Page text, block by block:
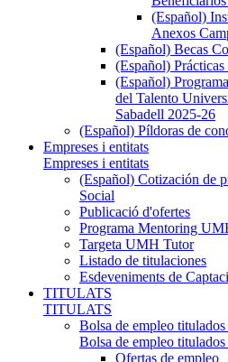
(Español)
Anexos
(Español) Becas
(Español)
(Español)
del Talento
Sabadell 2025-26
(Español) Píldoras de
Empreses i entitats
Empreses i entitats
(Español) Cotización de
Social
Publicació d'ofertes
Programa Mentoring
Targeta UMH Tutor
Listado de titulaciones
Esdeveniments de
TITULATS
TITULATS
Bolsa de empleo
Bolsa de empleo
Ofertas de empleo